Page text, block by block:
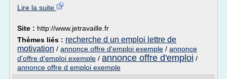
Lire la suite
Site : http://www.jetravaille.fr
Thèmes liés : recherche d un emploi lettre de
motivation / annonce offre d'emploi exemple / annonce
d'offre d'emploi exemple / annonce offre d'emploi /
annonce offre d emploi exemple